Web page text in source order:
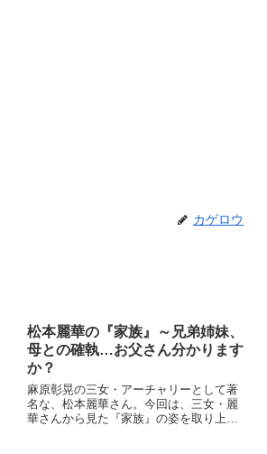
カゲロウ
松本麗華の『家族』～兄弟姉妹、
母との確執…お父さん分かります
か？
麻原彰晃の三女・アーチャリーとして著
名な、松本麗華さん。今回は、三女・麗
華さんから見た『家族』の姿を取り上げ